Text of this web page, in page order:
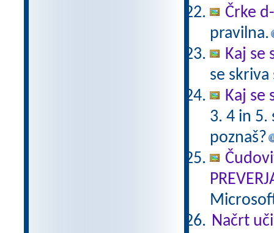
Črke
pravilna.
Kaj se
se
Kaj se
3. 4 in 5.
poznaš?
Načrt